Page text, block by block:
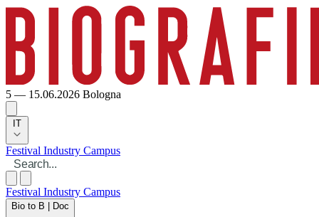
5 — 15.06.2026 Bologna
IT
Festival Industry Campus
Festival Industry Campus
Bio to B | Doc